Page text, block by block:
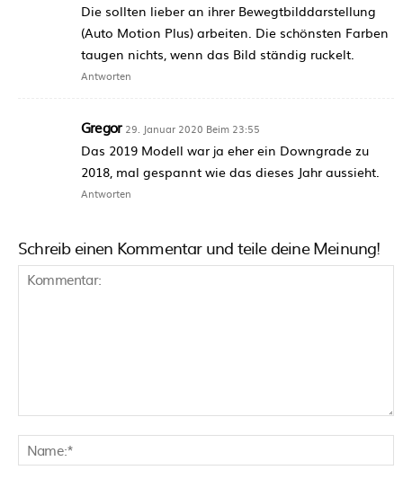
Die sollten lieber an ihrer Bewegtbilddarstellung
(Auto Motion Plus) arbeiten. Die schönsten Farben
taugen nichts, wenn das Bild ständig ruckelt.
Antworten
Gregor 29. Januar 2020 Beim 23:55
Das 2019 Modell war ja eher ein Downgrade zu
2018, mal gespannt wie das dieses Jahr aussieht.
Antworten
Schreib einen Kommentar und teile deine Meinung!